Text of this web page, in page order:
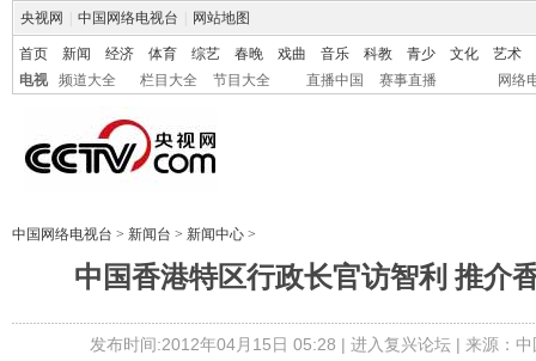
央视网 中国网络电视台 网站地图
首页 新闻 经济 体育 综艺 春晚 戏曲 音乐 科教 青少 文化
艺术
电视
频道大全 栏目大全 节目大全 直播中国 赛事直播 网络
中国网络电视台 > 新闻台 > 新闻中心 >
中国香港特区行政长官访智利 推介
发布时间:2012年04月15日 05:28 | 进入复兴论坛| 来源：